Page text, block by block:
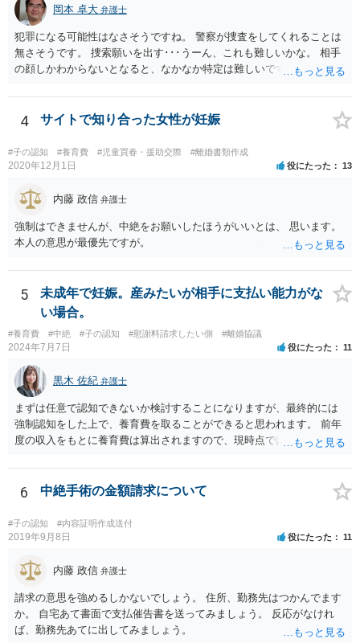
岡本 卓大 弁護士
犯罪になる可能性はなさそうですね。 警察が捜査をしてくれることは
無さそうです。 捜索願いを出す･･･うーん、これも難しいかな。 相手
の顔しかわからないとなると、なかなか特定は難しいですね。 お役に
4 サイトで知り合った女性が妊娠
#子の認知 #養育費 #児童買春・援助交際 #離婚書類作成
2020年12月1日 役にたった 13
内藤 政信 弁護士
強制はできませんが、中絶をお願いしたほうがいいとは、 思います。
本人の意思が最優先ですが。
5
未成年で妊娠。産みたいが相手に支払い能力がな
い場合。
#養育費 #中絶 #子の認知 #慰謝料請求したい側 #離婚協議
2024年7月7日 役にたった 11
黒木 佐紀 弁護士
まずは任意で認知できないか検討することになりますが、最終的には
強制認知をした上で、養育費を取ることができると思われます。 前年
度の収入をもとに養育費は算出されますので、現時点では少額しか取
育費の増額調停を起こすこともできます。 仮に中絶する場合でも、相
手方が妊娠について話し合いをしっかりしてくれない場合には、慰謝
料請求などもできる可能性があります。 いずれにせよ、親御さんとの
関わりが不可欠となると思われますので、一度話し合った上で、法律
事務所へ早めのご相談をされたほうがよろしいかと思います。
6 中絶手術の金額請求について
#子の認知 #内容証明作成送付
2019年9月8日 役にたった 11
内藤 政信 弁護士
請求の意思を強めるしかないでしょう。 住所、勤務先はつかんでます
か。 自宅あて書面で支払催告書を送ってみましょう。 反応がなけれ
ば、勤務先あてに出してみましょう。